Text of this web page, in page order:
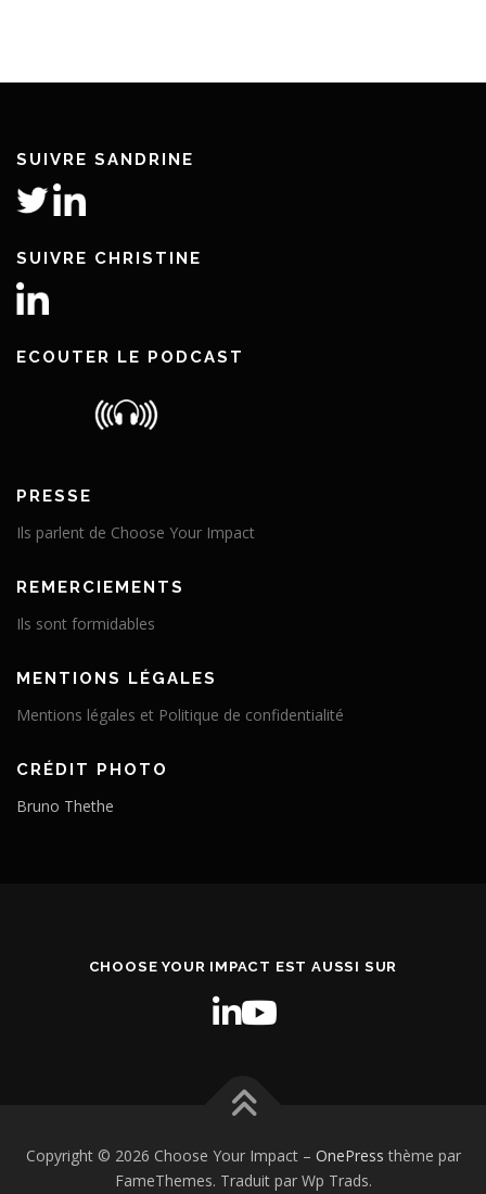
SUIVRE SANDRINE
SUIVRE CHRISTINE
ECOUTER LE PODCAST
PRESSE
Ils parlent de Choose Your Impact
REMERCIEMENTS
Ils sont formidables
MENTIONS LÉGALES
Mentions légales et Politique de confidentialité
CRÉDIT PHOTO
Bruno Thethe
CHOOSE YOUR IMPACT EST AUSSI SUR
Copyright © 2026 Choose Your Impact – OnePress thème par
FameThemes. Traduit par Wp Trads.